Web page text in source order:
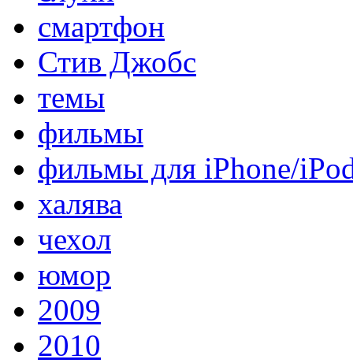
смартфон
Стив Джобс
темы
фильмы
фильмы для iPhone/
халява
чехол
юмор
2009
2010